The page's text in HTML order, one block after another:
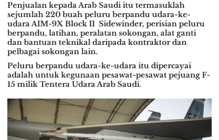
Penjualan kepada Arab Saudi itu termasuklah
sejumlah 220 buah peluru berpandu udara-ke-
udara AIM-9X Block II Sidewinder, perisian peluru
berpandu, latihan, peralatan sokongan, alat ganti
dan bantuan teknikal daripada kontraktor dan
pelbagai sokongan lain.
Peluru berpandu udara-ke-udara itu dipercayai
adalah untuk kegunaan pesawat-pesawat pejuang F-
15 milik Tentera Udara Arab Saudi.